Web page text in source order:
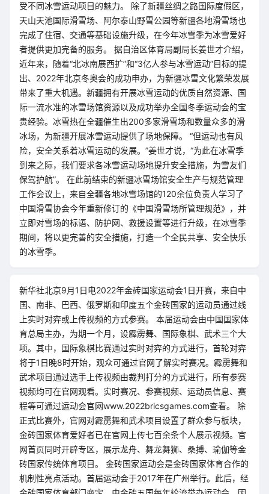
受不同冰雪运动项目的魅力。 除了新疆丝绸之路国际度假区，
天山天池国际滑雪场、阿尔泰山野雪公园等新疆各地滑雪场也
完成了住宿、交通等基础设施升级，在今年冰雪季为冰雪爱好
者提供更加完备的服务。 据自治区体育局副局长姜世才介绍，
近年来，随着“北冰南展西扩”和“3亿人参与冰雪运动”目标的提
出、2022年北京冬奥会的成功申办，为新疆冰雪文化繁荣发展
带来了重大机遇。新疆拥有开展冰雪运动的优质自然资源、国
际一流水准的冰雪场馆资源以及成功举办全国冬季运动会的宝
贵经验。冰雪热在全疆催生出200多家滑雪场和数量众多的滑
冰场，为新疆开展冰雪运动提供了场地保障。 “但运动也有风
险，安全关系着冰雪运动的发展。”姜世才说，“为此在冰雪季
到来之际，我们要求各冰雪运动场地提升安全措施，为雪友们
保驾护航”。 在此前结束的新疆冰雪场馆安全生产与规范管理
工作会议上，来自全疆各地冰雪场馆的120余位负责人学习了
中国滑雪协会今年重新修订的《中国滑雪场所管理规范》，并
立即对雪场的标语、防护网、救援设置等进行升级，在冰雪季
期间，将以更完善的安全措施，打造一个全民共享、安全快乐
的冰雪季。
新华社北京9月1日电2022年金砖国家运动会1日开赛，来自中
国、南非、巴西、俄罗斯和印度五个金砖国家的运动员通过线
上实时对弈或上传视频的方式参赛。 本届运动会由中国国家体
育总局主办，为期一个月，设霹雳舞、国际象棋、武术三个大
项。其中，国际象棋比赛通过实时对弈的方式进行，首轮对弈
将于1日晚8时开始，观众可通过官网了解实时赛况。霹雳舞和
武术项目通过选手上传视频由裁判打分的方式进行，所有参赛
视频均可在官网观看。实时赛况、参赛视频、运动员信息、赛
程等可通过运动会官网www.2022bricsgames.com查看。 除
正式比赛外，官网对霹雳舞和武术项目设置了群众参与板块，
金砖国家体育爱好者已在官网上传七百余条个人展示视频。官
网首页同时开辟专区，展示龙舟、舞龙舞狮、桑搏、瑜伽等金
砖国家传统体育项目。 金砖国家运动会是金砖国家体育合作的
机制性亮点活动。首届运动会于2017年在广州举行。此后，经